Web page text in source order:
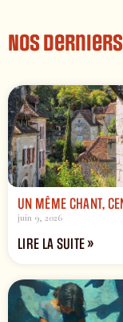
Nos
UN MÊME CHANT,
juin 9, 2026
LIRE LA SUITE »